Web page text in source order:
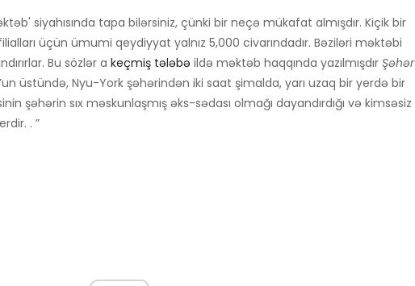
siyahısında tapa bilərsiniz, çünki bir neçə mükafat almışdır. Kiçik bir
üçün ümumi qeydiyyat yalnız 5,000 civarındadır. Bəziləri məktəbi
Bu sözlər a keçmiş tələbə ildə məktəb haqqında yazılmışdır Şəhər
üstündə, Nyu-York şəhərindən iki saat şimalda, yarı uzaq bir yerdə bir
şəhərin sıx məskunlaşmış əks-sədası olmağı dayandırdığı və kimsəsiz
. ”